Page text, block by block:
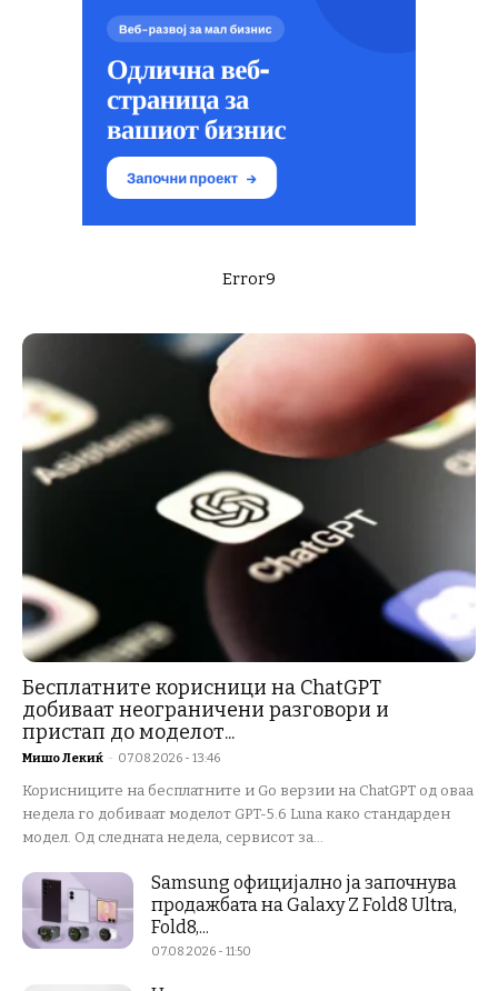
Error9
Бесплатните корисници на ChatGPT
добиваат неограничени разговори и
пристап до моделот...
Мишо Лекиќ - 07.08.2026 - 13:46
Корисниците на бесплатните и Go верзии на ChatGPT од оваа
недела го добиваат моделот GPT-5.6 Luna како стандарден
модел. Од следната недела, сервисот за...
Samsung официјално ја започнува
продажбата на Galaxy Z Fold8 Ultra,
Fold8,...
07.08.2026 - 11:50